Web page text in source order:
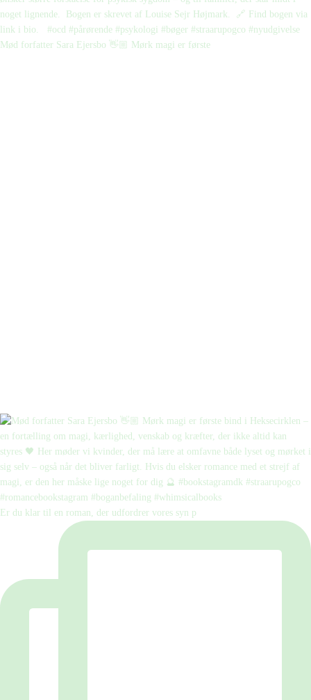
Mød forfatter Sara Ejersbo 👋🏼 Mørk magi er første
Er du klar til en roman, der udfordrer vores syn p